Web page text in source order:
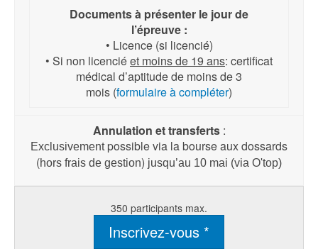
Documents à présenter le jour de
l’épreuve :
• Licence (si licencié)
• Si non licenciéet moins de 19 ans: certificat
médical d’aptitude de moins de 3
mois (formulaire à compléter)
Annulation et transferts:
Exclusivementpossible via la bourse aux dossards
(hors frais de gestion) jusqu’au 10 mai (via O'top)
350 participants max.
Inscrivez-vous *